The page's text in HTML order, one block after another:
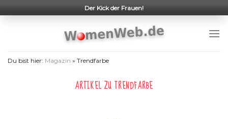
to
Der Kick der Frauen!
Du bist hier: Magazin » Trendfarbe
ARTIKEL ZUTRENDFARBE